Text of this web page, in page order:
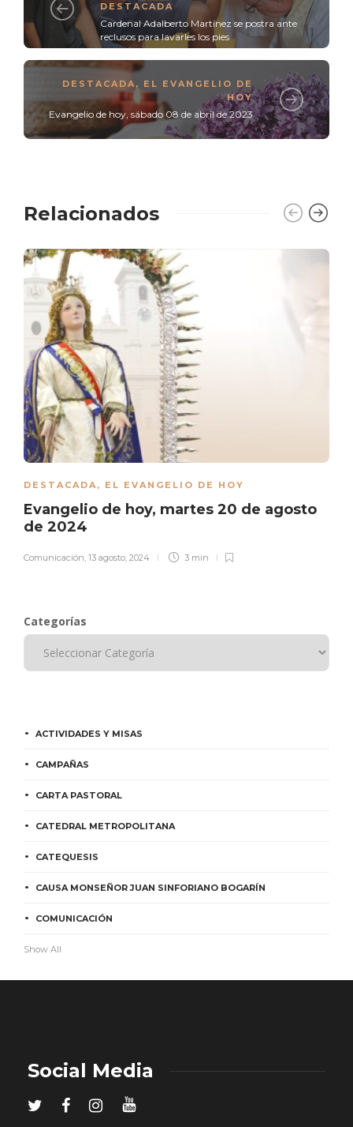
DESTACADA
Cardenal Adalberto Martínez se postra ante
reclusos para lavarles los pies
DESTACADA, EL EVANGELIO DE
HOY
Evangelio de hoy, sábado 08 de abril de 2023
Relacionados
DESTACADA, EL EVANGELIO DE HOY
Evangelio de hoy, martes 20 de agosto
de 2024
Comunicación, 13 agosto, 2024 3 min
Categorías
ACTIVIDADES Y MISAS
CAMPAÑAS
CARTA PASTORAL
CATEDRAL METROPOLITANA
CATEQUESIS
CAUSA MONSEÑOR JUAN SINFORIANO BOGARÍN
COMUNICACIÓN
Show All
Social Media